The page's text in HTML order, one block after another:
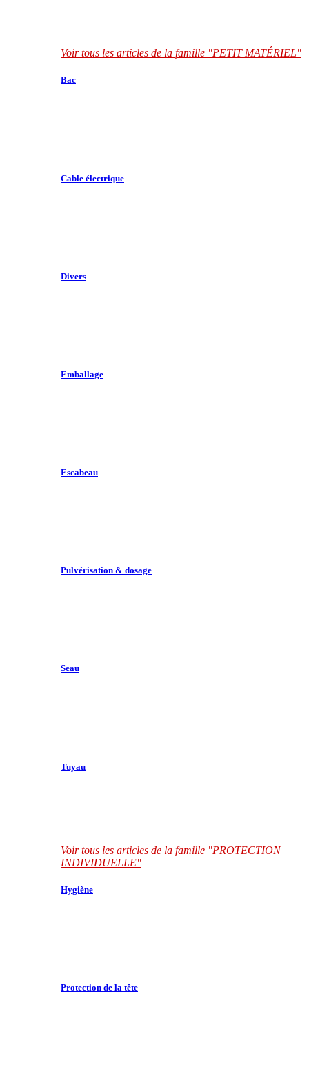
Voir tous les articles de la famille "PETIT MATÉRIEL"
Bac
Cable électrique
Divers
Emballage
Escabeau
Pulvérisation & dosage
Seau
Tuyau
Voir tous les articles de la famille "PROTECTION
INDIVIDUELLE"
Hygiène
Protection de la tête